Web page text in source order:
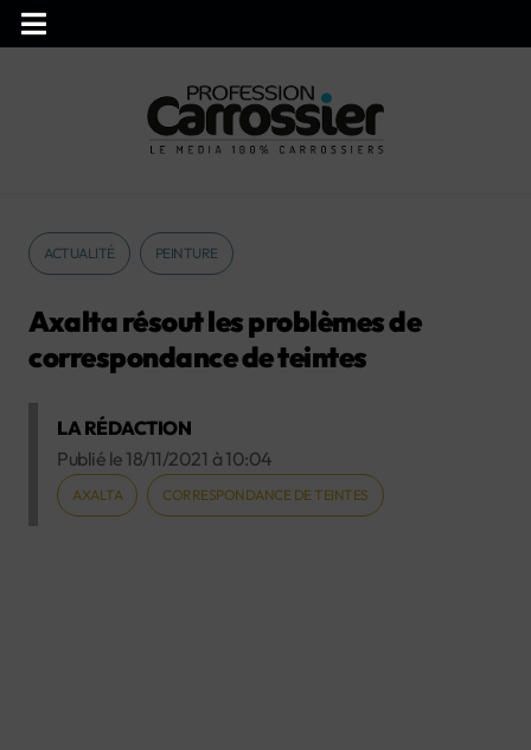
ACTUALITÉ PEINTURE
Axalta résout les problèmes de
correspondance de teintes
LA RÉDACTION
Publié le 18/11/2021 à 10:04
AXALTA CORRESPONDANCE DE TEINTES